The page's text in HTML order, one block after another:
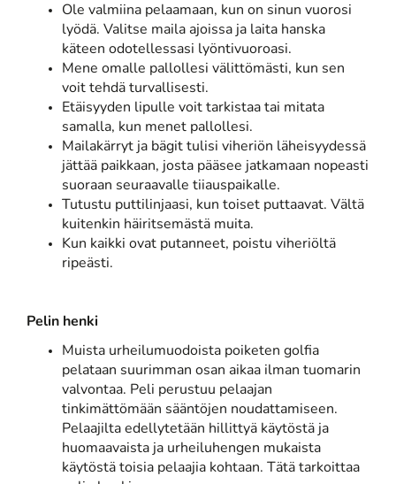
Ole valmiina pelaamaan, kun on sinun vuorosi
lyödä. Valitse maila ajoissa ja laita hanska
käteen odotellessasi lyöntivuoroasi.
Mene omalle pallollesi välittömästi, kun sen
voit tehdä turvallisesti.
Etäisyyden lipulle voit tarkistaa tai mitata
samalla, kun menet pallollesi.
Mailakärryt ja bägit tulisi viheriön läheisyydessä
jättää paikkaan, josta pääsee jatkamaan nopeasti
suoraan seuraavalle tiiauspaikalle.
Tutustu puttilinjaasi, kun toiset puttaavat. Vältä
kuitenkin häiritsemästä muita.
Kun kaikki ovat putanneet, poistu viheriöltä
ripeästi.
Pelin henki
Muista urheilumuodoista poiketen golfia
pelataan suurimman osan aikaa ilman tuomarin
valvontaa. Peli perustuu pelaajan
tinkimättömään sääntöjen noudattamiseen.
Pelaajilta edellytetään hillittyä käytöstä ja
huomaavaista ja urheiluhengen mukaista
käytöstä toisia pelaajia kohtaan. Tätä tarkoittaa